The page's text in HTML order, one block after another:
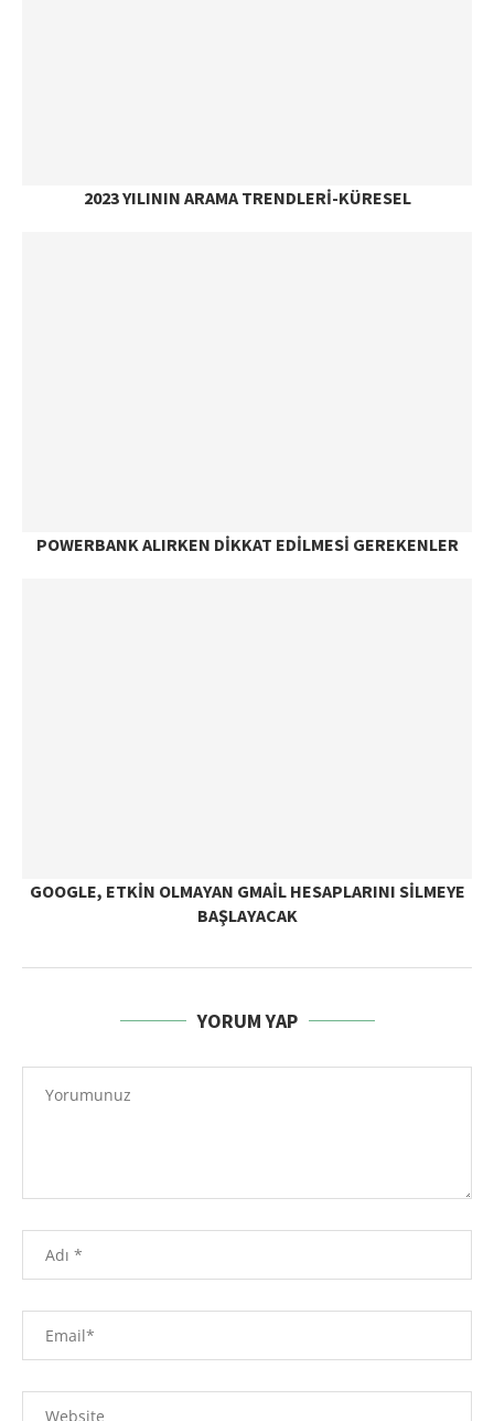
2023 YILININ ARAMA TRENDLERI-KÜRESEL
POWERBANK ALIRKEN DIKKAT EDILMESI GEREKENLER
GOOGLE, ETKIN OLMAYAN GMAIL HESAPLARINI SILMEYE
BAŞLAYACAK
YORUM YAP